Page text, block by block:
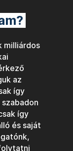
milliárdos
az
így
így
és saját